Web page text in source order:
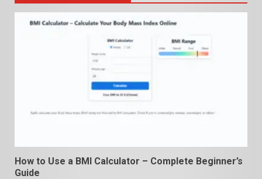
How to Use a BMI Calculator – Complete Beginner’s
Guide